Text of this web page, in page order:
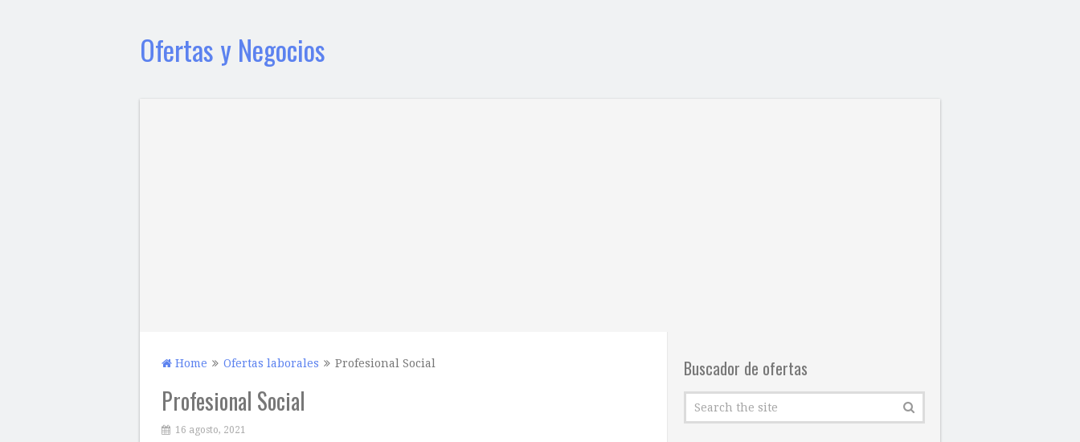
Ofertas y Negocios
Home Ofertas laborales Profesional Social
Profesional Social
16 agosto, 2021
Buscador de ofertas